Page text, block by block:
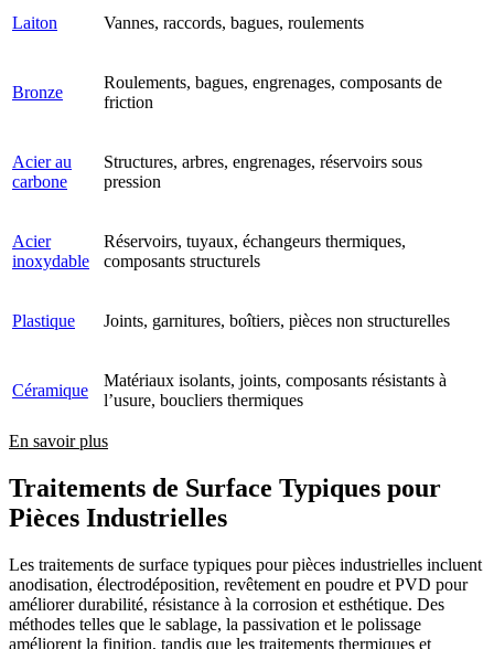
Laiton Vannes, raccords, bagues, roulements
Bronze
Roulements, bagues, engrenages, composants de
friction
Acier au
carbone
Structures, arbres, engrenages, réservoirs sous
pression
Acier
inoxydable
Réservoirs, tuyaux, échangeurs thermiques,
composants structurels
Plastique Joints, garnitures, boîtiers, pièces non structurelles
Céramique
Matériaux isolants, joints, composants résistants à
l’usure, boucliers thermiques
En savoir plus
Traitements de Surface Typiques pour
Pièces Industrielles
Les traitements de surface typiques pour pièces industrielles incluent
anodisation, électrodéposition, revêtement en poudre et PVD pour
améliorer durabilité, résistance à la corrosion et esthétique. Des
méthodes telles que le sablage, la passivation et le polissage
améliorent la finition, tandis que les traitements thermiques et